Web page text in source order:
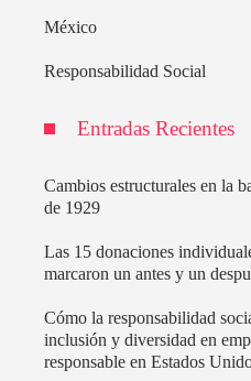
México
Responsabilidad Social
Entradas Recientes
Cambios estructurales en la
de 1929
Las 15 donaciones
marcaron un antes y un
Cómo la responsabilidad
inclusión y diversidad en
responsable en Estados